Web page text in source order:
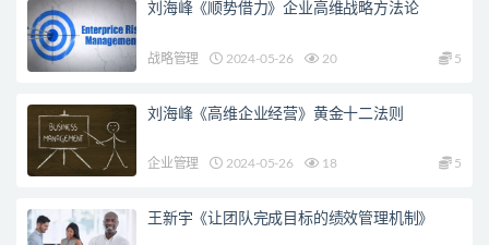
刘海峰《顺势借力》企业高维战略方法论
战略管理 2024-05-26 20 5
刘海峰《高维企业经营》黄金十二法则
企业管理 2024-05-26 18 5
王新宇《让团队完成目标的绩效管理机制》